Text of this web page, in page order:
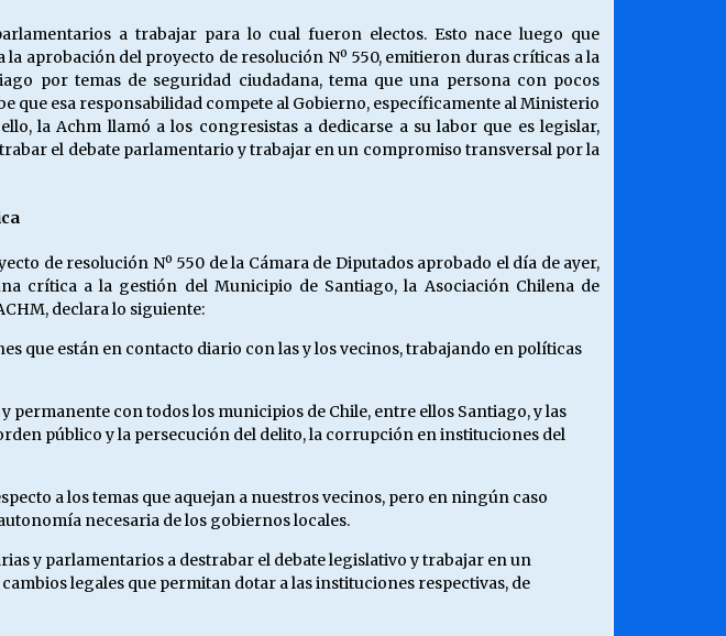
HONORARIOS,
años. “La cuestión social hoy”.
16/05/2026
doble sueldo?
a trabajar para lo cual fueron electos. Esto nace luego que
la aprobación del proyecto de resolución Nº 550, emitieron duras críticas a la
por temas de seguridad ciudadana, tema que una persona con pocos
que esa responsabilidad compete al Gobierno, específicamente al Ministerio
la Achm llamó a los congresistas a dedicarse a su labor que es legislar,
el debate parlamentario y trabajar en un compromiso transversal por la
de resolución Nº 550 de la Cámara de Diputados aprobado el día de ayer,
crítica a la gestión del Municipio de Santiago, la Asociación Chilena de
declara lo siguiente:
que están en contacto diario con las y los vecinos, trabajando en políticas
con todos los municipios de Chile, entre ellos Santiago, y las
público y la persecución del delito, la corrupción en instituciones del
a los temas que aquejan a nuestros vecinos, pero en ningún caso
necesaria de los gobiernos locales.
y parlamentarios a destrabar el debate legislativo y trabajar en un
legales que permitan dotar a las instituciones respectivas, de